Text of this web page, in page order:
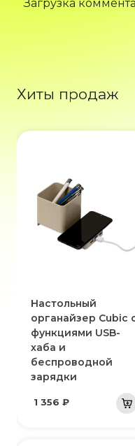
Загрузка
Хиты продаж
Настольный
органайзер Cubic
функциями USB-
хаба и
беспроводной
зарядки
1 356 ₽